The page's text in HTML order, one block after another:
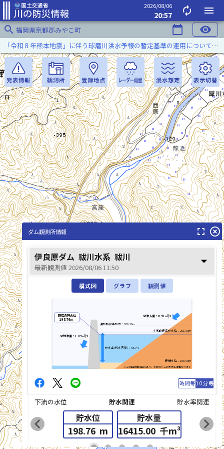
2026/08/06
20:57 autorenew
menu
search 福岡県京都郡みやこ町 calendar_today visibility
祓川(はらいがわ)
「令和８年熊本地震」に伴う球磨川洪水予報の暫定基準の運用について（令和８年８月５日）
list_alt
ダム観測所情報 fullscreen highlight_off
伊良原ダム 祓川水系 祓川
最新観測値 2026/08/06 11:50 arrow_drop_down
模式図 グラフ 観測値
※この図は模式図であり、実際のダムの形状とは異なります
洪水時最高水位：209.20m
平常時最高貯水位：201.00m
最低水位：165.90m
貯水率(利水容量)：88.7%
現在の貯水位
198.76m
全流入量：0.51㎥/s
全放流量：1.89㎥/s
時間毎10分毎
下流の水位 貯水関連 貯水率関連
貯水位
198.76 m
貯水量
16415.00 千m³
chevron_left chevron_right